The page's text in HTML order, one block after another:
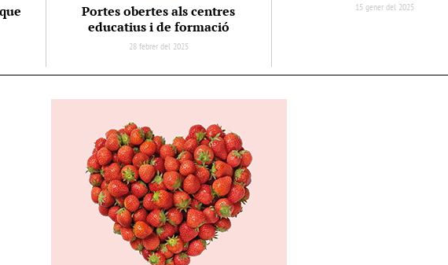
Portes obertes als centres
educatius i de formació
28 febrer del 2025
15 gener del 2025